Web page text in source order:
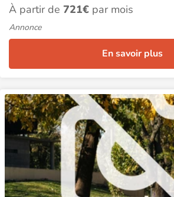
À partir de 721€ par mois
Annonce
En savoir plus